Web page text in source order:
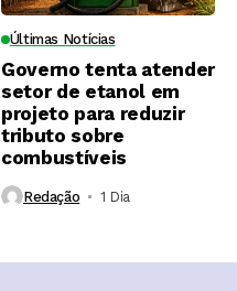
Últimas Notícias
Governo tenta atender
setor de etanol em
projeto para reduzir
tributo sobre
combustíveis
Redação 1 Dia ⁮